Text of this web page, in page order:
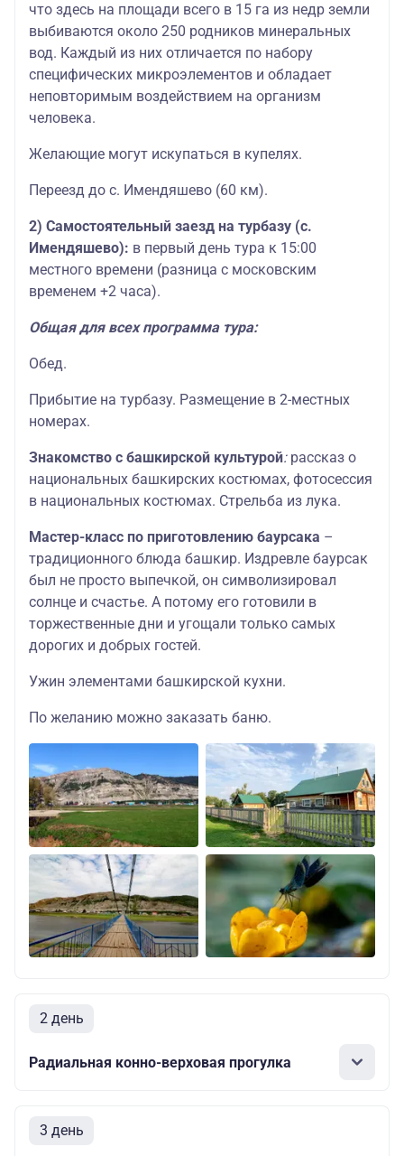
что здесь на площади всего в 15 га из недр земли
выбиваются около 250 родников минеральных
вод. Каждый из них отличается по набору
специфических микроэлементов и обладает
неповторимым воздействием на организм
человека.
Желающие могут искупаться в купелях.
Переезд до с. Имендяшево (60 км).
2) Самостоятельный заезд на турбазу (с.
Имендяшево): в первый день тура к 15:00
местного времени (разница с московским
временем +2 часа).
Общая для всех программа тура:
Обед.
Прибытие на турбазу. Размещение в 2-местных
номерах.
Знакомство с башкирской культурой: рассказ о
национальных башкирских костюмах, фотосессия
в национальных костюмах. Стрельба из лука.
Мастер-класс по приготовлению баурсака –
традиционного блюда башкир. Издревле баурсак
был не просто выпечкой, он символизировал
солнце и счастье. А потому его готовили в
торжественные дни и угощали только самых
дорогих и добрых гостей.
Ужин элементами башкирской кухни.
По желанию можно заказать баню.
2 день
Радиальная конно-верховая прогулка
3 день